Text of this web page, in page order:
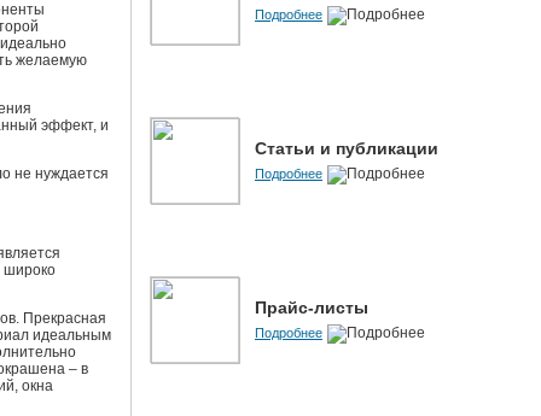
желаемую
эффект, и
не нуждается
широко
Прекрасная
идеальным
– в
окна
Подробнее
Статьи и публикации
Подробнее
Прайс-листы
Подробнее